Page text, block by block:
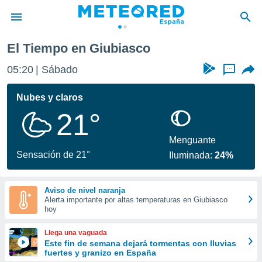
de
por
se
calidad.
a este
las
y
forma
digital
basada
El Tiempo en Giubiasco
05:20 Sábado ...
Nubes y claros
21°
Sensación de 21°
Menguante
Iluminada:24%
Aviso de nivel naranja
Alerta importante por altas temperaturas en Giubiasco
hoy
Llega una vaguada
Este fin de semana dejará tormentas con lluvias
fuertes y granizo en España